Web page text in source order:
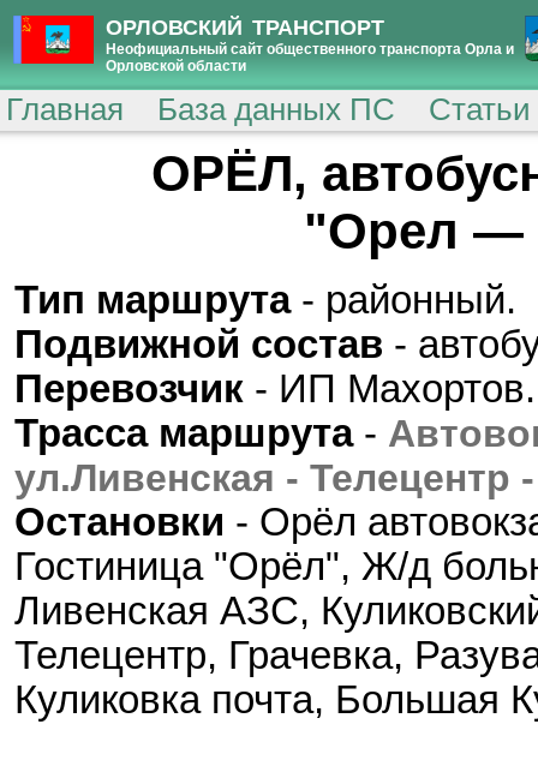
ОРЛОВСКИЙ ТРАНСПОРТ
Неофициальный сайт общественного транспорта Орла и
Орловской области
Главная База данных ПС
ОРЁЛ,
"Орел —
Тип маршрута- районный.
Подвижной состав -
Перевозчик - ИП Махортов.
Трасса маршрута-
ул.Ливенская -
Остановки - Орёл
Гостиница "Орёл", Ж/д
Ливенская АЗС,
Телецентр, Грачевка,
Куликовка почта, Большая